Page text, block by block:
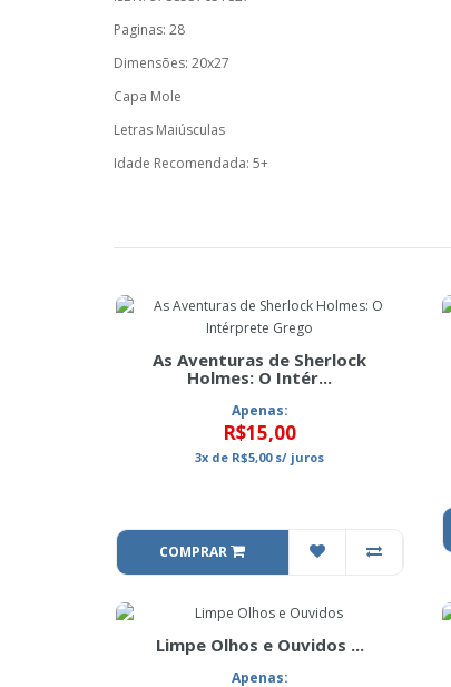
Paginas: 28
Dimensões: 20x27
Capa Mole
Letras Maiúsculas
Idade Recomendada: 5+
As Aventuras de Sherlock
Holmes: O Intér...
Apenas:
R$15,00
3x de R$5,00s/ juros
COMPRAR
Limpe Olhos e Ouvidos ...
Apenas: